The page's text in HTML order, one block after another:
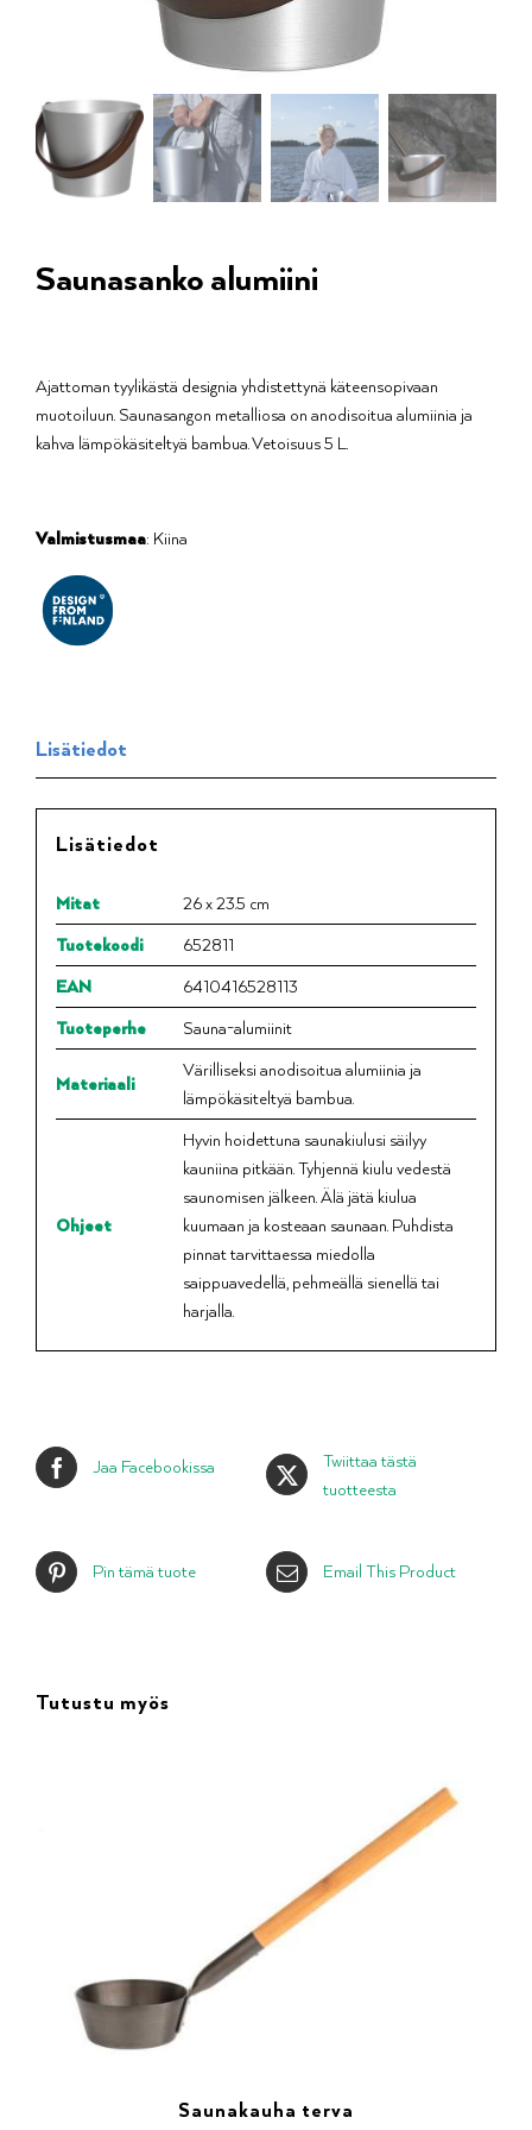
Saunasanko alumiini
Ajattoman tyylikästä designia yhdistettynä käteensopivaan
muotoiluun. Saunasangon metalliosa on anodisoitua alumiinia ja
kahva lämpökäsiteltyä bambua. Vetoisuus 5 L.
Valmistusmaa: Kiina
Lisätiedot
Lisätiedot
Mitat
26 x 23.5 cm
Tuotekoodi
652811
EAN
6410416528113
Tuoteperhe
Sauna-alumiinit
Materiaali
Värilliseksi anodisoitua alumiinia ja
lämpökäsiteltyä bambua.
Ohjeet
Hyvin hoidettuna saunakiulusi säilyy
kauniina pitkään. Tyhjennä kiulu vedestä
saunomisen jälkeen. Älä jätä kiulua
kuumaan ja kosteaan saunaan. Puhdista
pinnat tarvittaessa miedolla
saippuavedellä, pehmeällä sienellä tai
harjalla.
Jaa Facebookissa
Twiittaa tästä
tuotteesta
Pin tämä tuote Email This Product
Tutustu myös
Saunakauha terva